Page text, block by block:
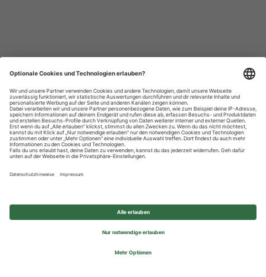
Datenschutzhinweise
Impressum
Privatsphäre-Einstellungen
© 2026 REWE Group - All rights reserved